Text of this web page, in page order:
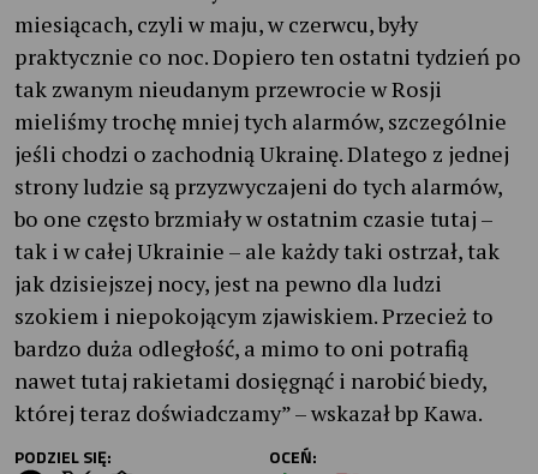
miesiącach, czyli w maju, w czerwcu, były
praktycznie co noc. Dopiero ten ostatni tydzień po
tak zwanym nieudanym przewrocie w Rosji
mieliśmy trochę mniej tych alarmów, szczególnie
jeśli chodzi o zachodnią Ukrainę. Dlatego z jednej
strony ludzie są przyzwyczajeni do tych alarmów,
bo one często brzmiały w ostatnim czasie tutaj –
tak i w całej Ukrainie – ale każdy taki ostrzał, tak
jak dzisiejszej nocy, jest na pewno dla ludzi
szokiem i niepokojącym zjawiskiem. Przecież to
bardzo duża odległość, a mimo to oni potrafią
nawet tutaj rakietami dosięgnąć i narobić biedy,
której teraz doświadczamy” – wskazał bp Kawa.
PODZIEL SIĘ: OCEŃ: